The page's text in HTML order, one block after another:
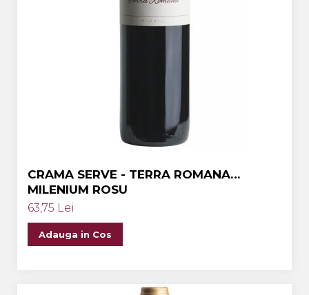
CRAMA SERVE - TERRA ROMANA
MILENIUM ROSU
63,75 Lei
Adauga in Cos